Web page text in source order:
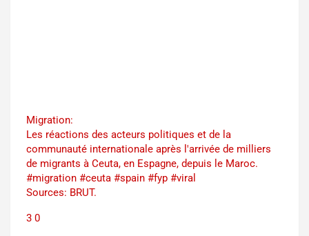
Migration:
Les réactions des acteurs politiques et de la
communauté internationale après l'arrivée de milliers
de migrants à Ceuta, en Espagne, depuis le Maroc.
#migration #ceuta #spain #fyp #viral
Sources: BRUT.
3 0